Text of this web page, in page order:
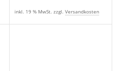
inkl. 19 % MwSt. zzgl. Versandkosten